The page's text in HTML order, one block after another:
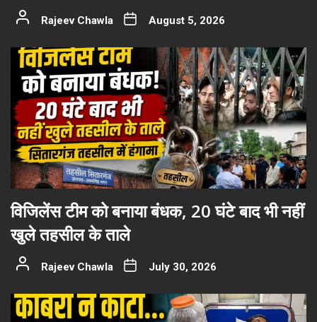
Rajeev Chawla August 5, 2026
विजिलेंस टीम को बनाया बंधक, 20 घंटे बाद भी नहीं
खुले तहसील के ताले
Rajeev Chawla July 30, 2026